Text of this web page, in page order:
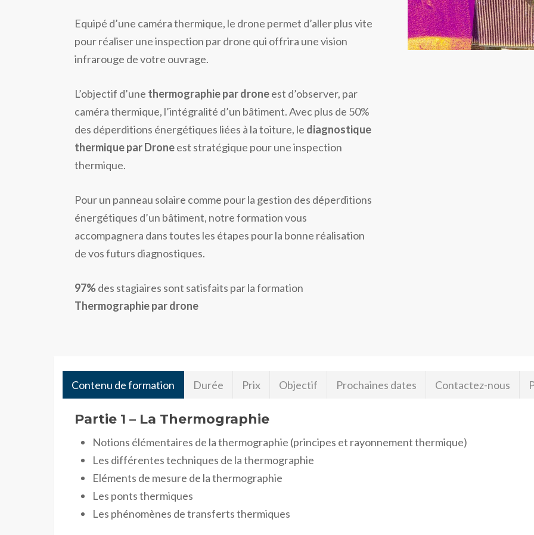
Equipé d’une caméra thermique, le drone permet d’aller plus vite
pour réaliser une inspection par drone qui offrira une vision
infrarouge de votre ouvrage.
L’objectif d’une thermographie par droneest d’observer, par
caméra thermique, l’intégralité d’un bâtiment. Avec plus de 50%
des déperditions énergétiques liées à la toiture, le diagnostique
thermique par Droneest stratégique pour une inspection
thermique.
Pour un panneau solaire comme pour la gestion des déperditions
énergétiques d’un bâtiment, notre formation vous
accompagnera dans toutes les étapes pour la bonne réalisation
de vos futurs diagnostiques.
97%des stagiaires sont satisfaits par la formation
Thermographie par drone
Contenu de formation Durée Prix Objectif Prochaines dates Contactez-nous
Partie 1 – La Thermographie
Notions élémentaires de la thermographie (principes et rayonnement thermique)
Les différentes techniques de la thermographie
Eléments de mesure de la thermographie
Les ponts thermiques
Les phénomènes de transferts thermiques